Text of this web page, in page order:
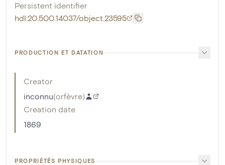
Persistent identifier
hdl:20.500.14037/object.23595
PRODUCTION ET DATATION
Creator
inconnu(orfèvre)
Creation date
1869
PROPRIÉTÉS PHYSIQUES